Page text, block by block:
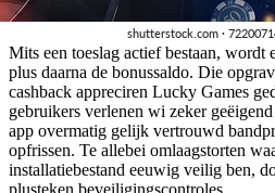
Mits een toeslag actief bestaan, wordt
plus daarna de bonussaldo. Die
cashback appreciren Lucky Games
gebruikers verlenen wi zeker
app overmatig gelijk vertrouwd
opfrissen. Te allebei omlaagstorten
installatiebestand eeuwig veilig ben,
plusteken beveiligingscontroles.